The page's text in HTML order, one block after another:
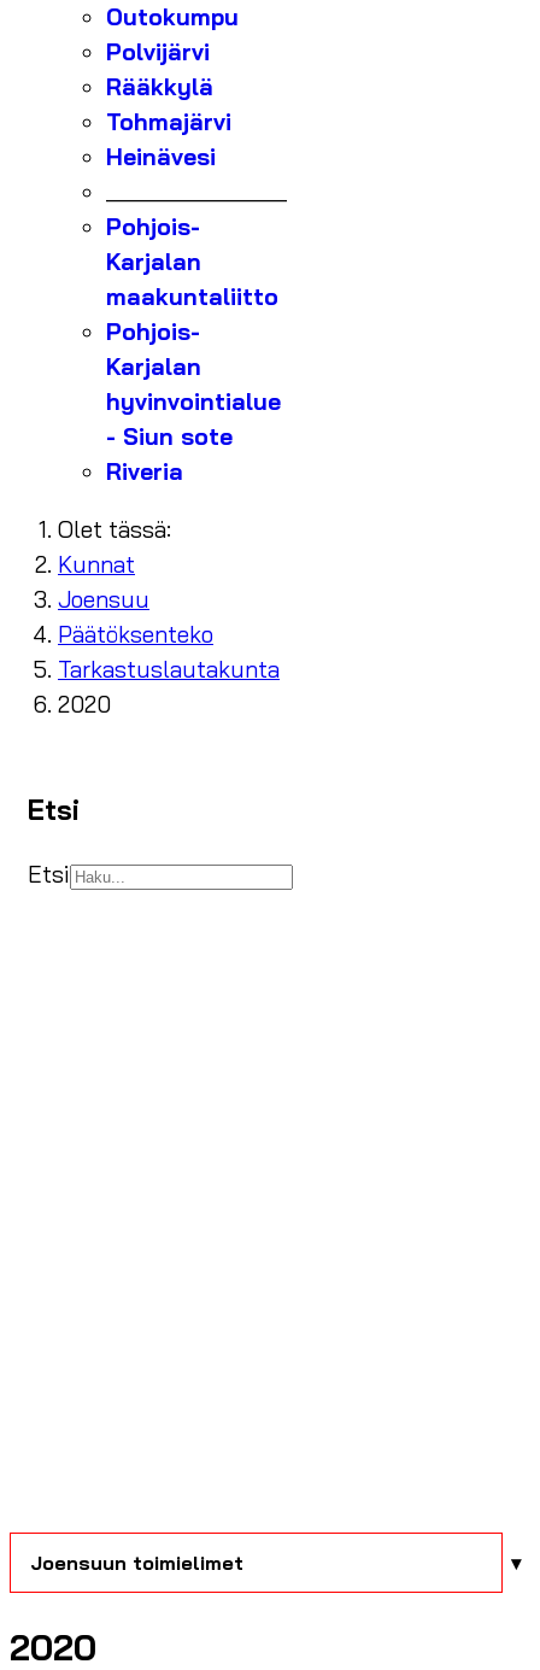
Outokumpu
Polvijärvi
Rääkkylä
Tohmajärvi
Heinävesi
Pohjois-
Karjalan
maakuntaliitto
Pohjois-
Karjalan
hyvinvointialue
- Siun sote
Riveria
Olet tässä:
Kunnat
Joensuu
Päätöksenteko
Tarkastuslautakunta
2020
Etsi
Etsi
Joensuun toimielimet
2020